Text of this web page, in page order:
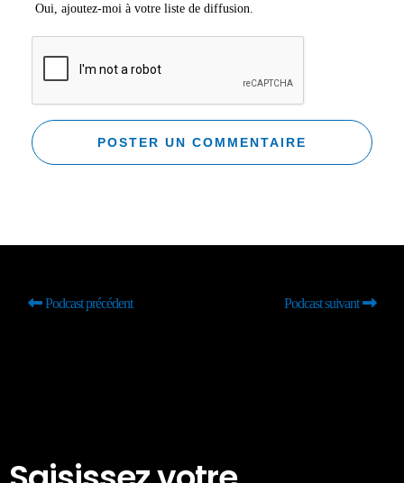
Oui, ajoutez-moi à votre liste de diffusion.
Podcast précédent Podcast suivant